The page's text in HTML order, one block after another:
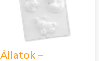
Állatok –